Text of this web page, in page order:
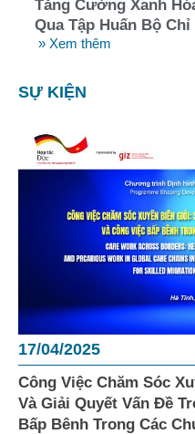
Tăng Cường Xanh
Qua Tập Huấn Bộ
» Xem thêm
SỰ KIỆN
17/04/2025
Công Việc Chăm Sóc
Và Giải Quyết Vấn Đề
Bấp Bênh Trong Các